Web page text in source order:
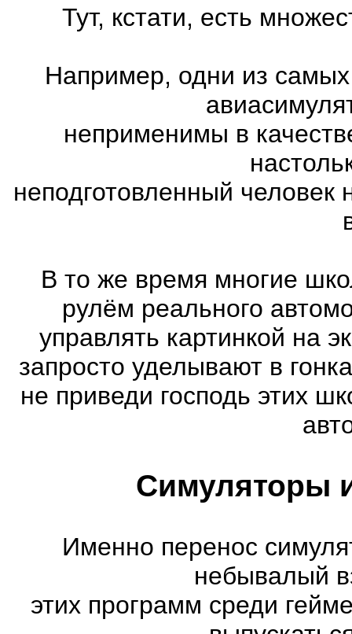
Тут, кстати, есть
Например, одни из
неприменимы в
неподготовленный
В то же время многие
рулём реального
управлять картинкой на
запросто уделывают в
не приведи господь этих
Симуляторы
Именно перенос
небывалый
этих программ среди